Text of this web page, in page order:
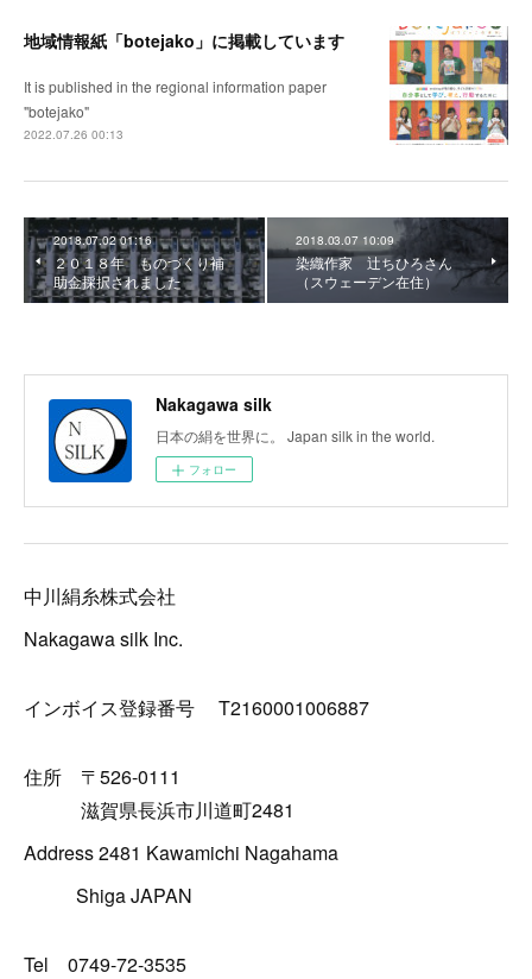
地域情報紙「botejako」に掲載しています
It is published in the regional information paper
"botejako"
2022.07.26 00:13
2018.07.02 01:16
２０１８年 ものづくり補
助金採択されました
2018.03.07 10:09
染織作家 辻ちひろさん
（スウェーデン在住）
Nakagawa silk
日本の絹を世界に。 Japan silk in the world.
フォロー
中川絹糸株式会社
Nakagawa silk Inc.
インボイス登録番号 T2160001006887
住所 〒526-0111
滋賀県長浜市川道町2481
Address 2481 Kawamichi Nagahama
Shiga JAPAN
Tel 0749-72-3535